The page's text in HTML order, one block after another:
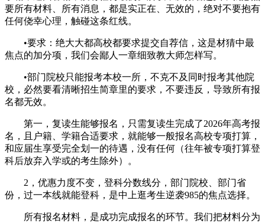
要所有材料、所有消息，都是实正在、无效的，绝对不要抱有
任何侥幸心理，触碰这条红线。
•要求：绝大大都高校都要求提交自荐信，这是材猜中最
焦点的加分项，我们会鄙人一章细致教大师怎样写。
•部门院校只能报考本校一所，不克不及同时报考其他院
校，必然要看清晰招生简章里的要求，不要违反，导致所有报
名都无效。
第一，复读生能够报名，只需复读生完成了2026年高考报
名，且户籍、学籍合适要求，就能够一般报名高校专项打算，
和应届生享受完全划一的待遇，没有任何（往年被专项打算登
科后放弃入学或的考生除外）。
2，优惠力度不变，登科分数线分，部门院校、部门省
份，过一本线就能登科，是中上逛考生逆袭985的焦点选择。
所有报名材料，是成功完成报名的环节。我们把材料分为